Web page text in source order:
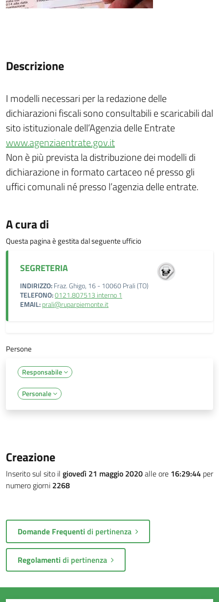
Descrizione
I modelli necessari per la redazione delle
dichiarazioni fiscali sono consultabili e scaricabili dal
sito istituzionale dell’Agenzia delle Entrate
www.agenziaentrate.gov.it
Non è più prevista la distribuzione dei modelli di
dichiarazione in formato cartaceo né presso gli
uffici comunali né presso l’agenzia delle entrate.
A cura di
Questa pagina è gestita dal seguente ufficio
SEGRETERIA
INDIRIZZO:Fraz. Ghigo, 16 - 10060 Prali (TO)
TELEFONO:0121.807513 interno 1
EMAIL:prali@ruparpiemonte.it
Persone
Responsabile
Personale
Creazione
Inserito sul sito il giovedì 21 maggio 2020alle ore 16:29:44 per
numero giorni 2268
Domande Frequentidi pertinenza
Regolamentidi pertinenza